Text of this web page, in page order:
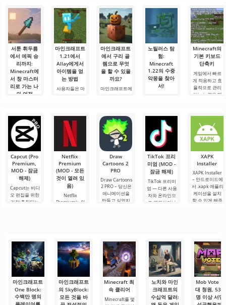
서툰 휘두름
에서 에픽 승
리까지:
Minecraft에
서 창 마스터
리로 가는 나
의 여정
가 여러분! 오늘
저는 상상의 흰
가운을 입기로
했습니다 그리
마인크래프트
1.21에서
Allay에게서
아이템을 얻
는 방법
사용자들은 마
하는 데 도움을
주며, 그와 친구
가 되어야 한다
는 것을 알고 있
습니다. 그가 도
움을 주도록.
마인크래프트
에서 구리 골
렘으로 무엇
을 할 수 있을
까요?
마인크래프트에
크래프트 세계
에서는 항상 무
언가가 일어납
니다: 새로운 블
록, 신비로운 생
물 군계, 그리고.
노틸러스 탐
험:
Minecraft
1.22의 수중
악몽을 찾아
서!
글을 쓰는 동안
에도 감정이 북
받쳐 오릅니다.
오늘은 단순한
리뷰가 아닙니
다 — 이것은 저
의.
Minecraft의
기본 키보드
단축키
게임에서 빠르
게 적응하고 효
율적으로 관리
하는 능력은 매
Minecraft의 기
본 키를 사용하
면 필요한 요소
를 선택하고, 기
능, 인벤토리 또
는 주변 물체와
Capcut (Pro
Premium,
MOD - 잠금
해제)
Capcut는 비디
오 편집을 위한
가장 추천되는
장합니다. 많은
사용자에게 무
료 버전은 모든
편집 요구를
Netflix
Premium
(MOD - 모든
것이 열려 있
음)
Netflix
Premium는 안
있는 서비스 중
하나입니다. 이
곳에는 최신 미
디어 제품뿐만
Draw
Cartoons 2
PRO
Draw Cartoons
2 PRO – 당신은
애니메이션을
만들고 싶었지
에 달려 있습니
다. 복잡한
TikTok 프리
미엄 (MOD -
잠금 해제)
TikTok 프리미
엄 — 다른 사용
자와 온라인으
로 연결하거나
루를 시작하거
나 힘든 하루를.
XAPK
Installer
XAPK Installer
– 안드로이드에
서 .xapk 애플리
케이션을 설치
할 수 있게 해줍
시작할 수
마인크래프트
One Block:
수백만 명의
마인크래프트
의 SkyBlock:
모든 것을 바
Minecraft 최
속 클리어
Minecraft를 몇
노치와 마인
크래프트의
수십억 달러:
Mob Vote 반
대 청원, 53만
명 이상 서명: